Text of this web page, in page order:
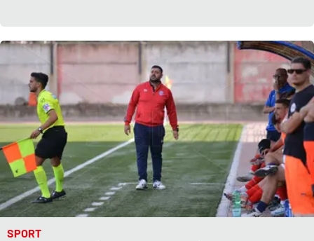
SPORT